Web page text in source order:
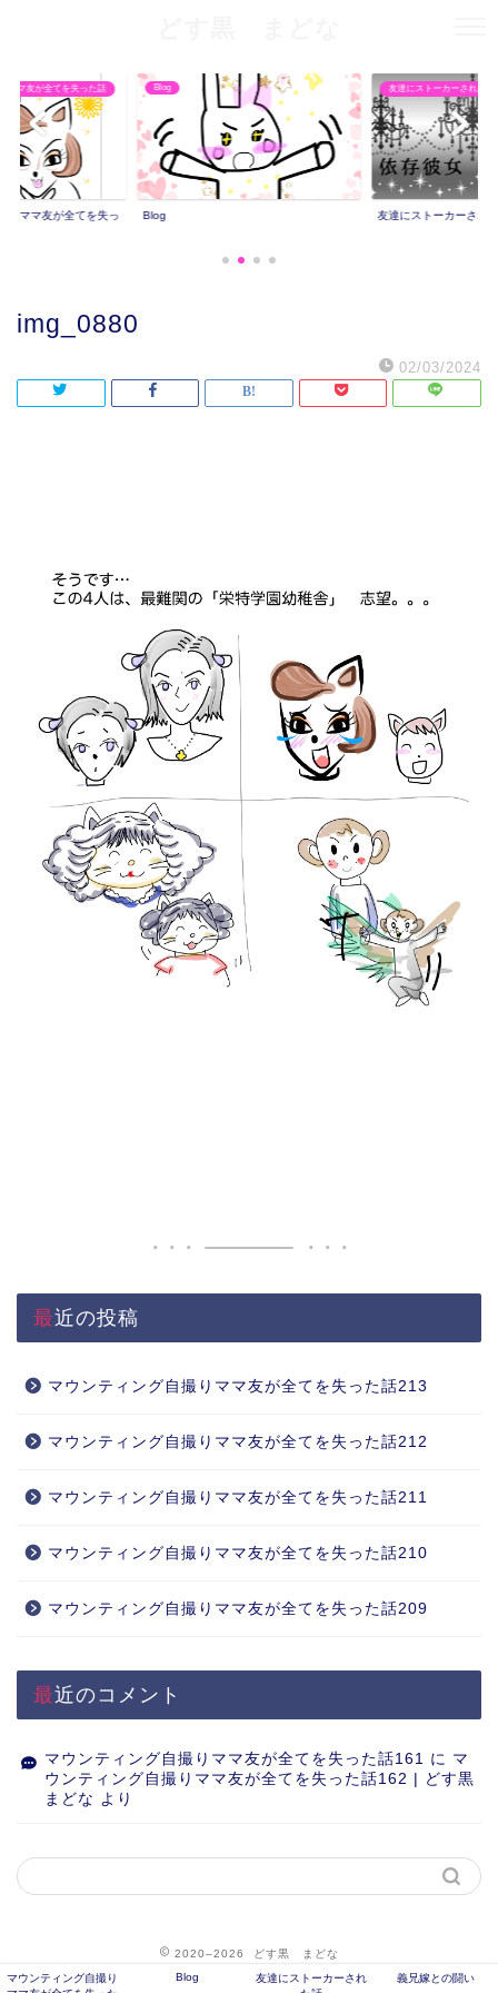
ママ友が全てを失った話
りママ友が全てを失っ
Blog
Blog
友達にストーカーされた話
友達にストーカーされ
img_0880
02/03/2024
最近の投稿
マウンティング自撮りママ友が全てを失った話213
マウンティング自撮りママ友が全てを失った話212
マウンティング自撮りママ友が全てを失った話211
マウンティング自撮りママ友が全てを失った話210
マウンティング自撮りママ友が全てを失った話209
最近のコメント
マウンティング自撮りママ友が全てを失った話161 に マ
ウンティング自撮りママ友が全てを失った話162 | どす黒
まどな より
2020–2026 どす黒 まどな
マウンティング自撮り
Blog
友達にストーカーされ
義兄嫁との闘い